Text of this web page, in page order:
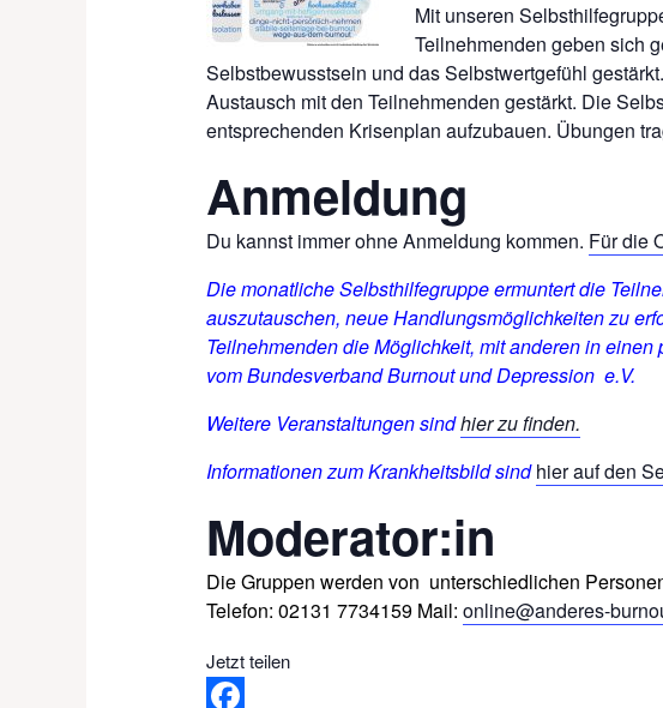
Mit unseren
Teilnehmenden geben sich
Selbstbewusstsein und das Selbstwertgefühl
Austausch mit den Teilnehmenden gestärkt. Die
entsprechenden Krisenplan aufzubauen. Übungen
Anmeldung
Du kannst immer ohne Anmeldung kommen. Für die
Die monatliche Selbsthilfegruppe ermuntert die
auszutauschen, neue Handlungsmöglichkeiten zu
Teilnehmenden die Möglichkeit, mit anderen in
vomBundesverbandBurnout undDepression e.V.
Weitere Veranstaltungen sindhier zu finden.
Informationen zum Krankheitsbild sind hier auf den
Moderator:in
Die Gruppenwerden von unterschiedlichen
Telefon: 02131 7734159‬ Mail:online@anderes-
Jetzt teilen